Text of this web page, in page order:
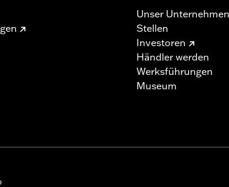
Unser Unternehmen
Stellen
Investoren
Händler werden
Werksführungen
Museum